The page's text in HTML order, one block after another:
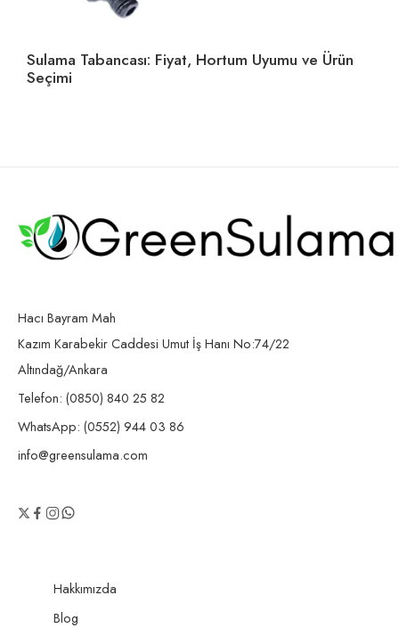
Sulama Tabancası: Fiyat, Hortum Uyumu ve Ürün
Seçimi
Hacı Bayram Mah
Kazım Karabekir Caddesi Umut İş Hanı No:74/22
Altındağ/Ankara
Telefon: (0850) 840 25 82
WhatsApp: (0552) 944 03 86
info@greensulama.com
Hakkımızda
Blog